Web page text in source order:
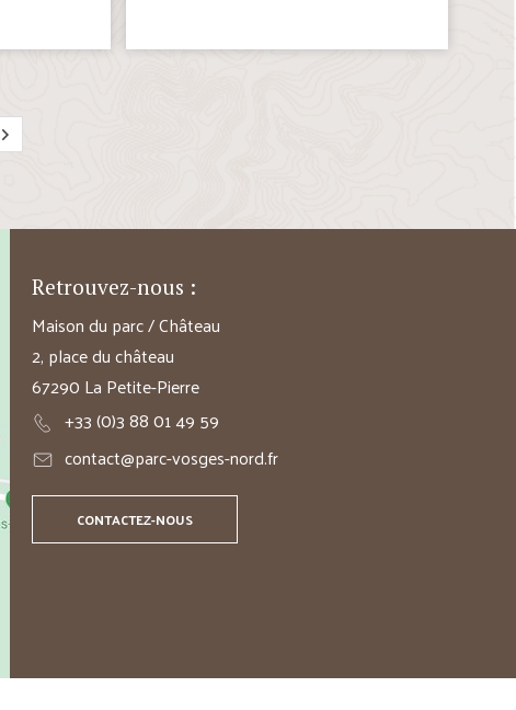
Retrouvez-nous :
Maison du parc / Château
2, place du château
67290 La Petite-Pierre
+33 (0)3 88 01 49 59
contact@parc-vosges-nord.fr
CONTACTEZ-NOUS